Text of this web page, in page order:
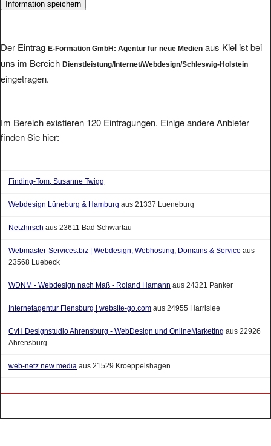
Der Eintrag E-Formation GmbH: Agentur für neue Medien aus Kiel ist bei
uns im Bereich Dienstleistung/Internet/Webdesign/Schleswig-Holstein
eingetragen.
Im Bereich existieren 120 Eintragungen. Einige andere Anbieter
finden Sie hier:
Finding-Tom, Susanne Twigg
Webdesign Lüneburg & Hamburg aus 21337 Lueneburg
Netzhirsch aus 23611 Bad Schwartau
Webmaster-Services.biz | Webdesign, Webhosting, Domains & Service aus
23568 Luebeck
WDNM - Webdesign nach Maß - Roland Hamann aus 24321 Panker
Internetagentur Flensburg | website-go.com aus 24955 Harrislee
CvH Designstudio Ahrensburg - WebDesign und OnlineMarketing aus 22926
Ahrensburg
web-netz new media aus 21529 Kroeppelshagen